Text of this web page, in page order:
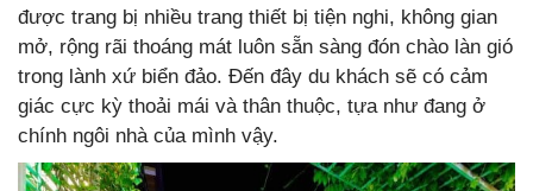
được trang bị nhiều trang thiết bị tiện nghi, không gian
mở, rộng rãi thoáng mát luôn sẵn sàng đón chào làn gió
trong lành xứ biển đảo. Đến đây du khách sẽ có cảm
giác cực kỳ thoải mái và thân thuộc, tựa như đang ở
chính ngôi nhà của mình vậy.